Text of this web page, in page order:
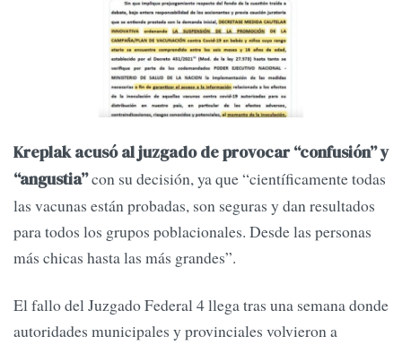
Kreplak acusó al juzgado de provocar “confusión” y
“angustia”con su decisión, ya que “científicamente todas
las vacunas están probadas, son seguras y dan resultados
para todos los grupos poblacionales. Desde las personas
más chicas hasta las más grandes”.
El fallo del Juzgado Federal 4 llega tras una semana donde
autoridades municipales y provinciales volvieron a